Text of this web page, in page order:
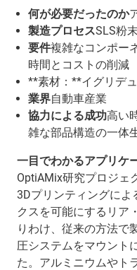
何が必要だったのか
製造プロセスSLS粉
要件複雑なコンポー
時間とコストの削減
**素材：**イグリデ
業界自動車産業
協力による成功高い
雑な部品構造の一体
一目でわかるアプリケ
OptiAMix研究プロジェ
3Dプリンティングによ
クスを可能にするリア
りわけ、従来の方法で
圧システムをマウント
た。アルミニウムやト